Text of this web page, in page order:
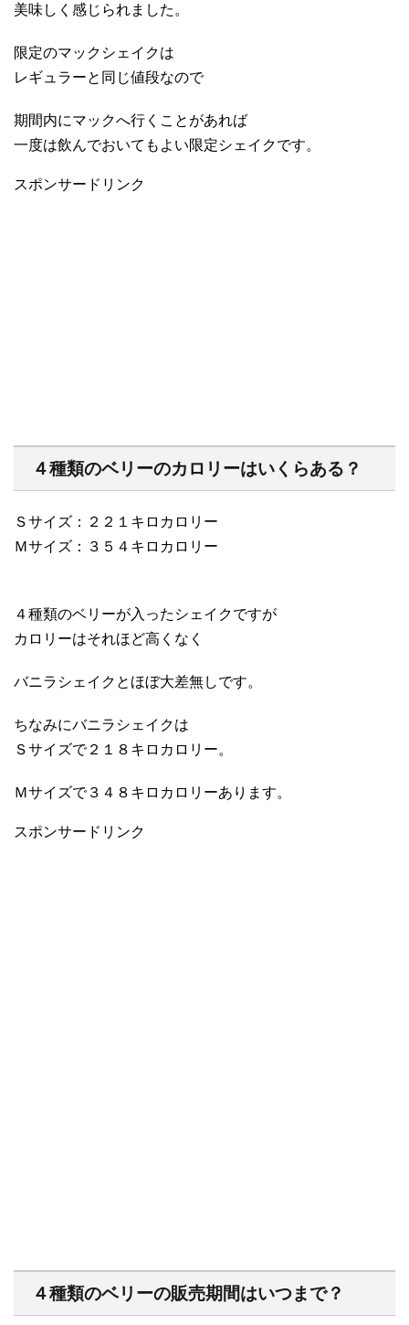
美味しく感じられました。
限定のマックシェイクは
レギュラーと同じ値段なので
期間内にマックへ行くことがあれば
一度は飲んでおいてもよい限定シェイクです。
スポンサードリンク
４種類のベリーのカロリーはいくらある？
Ｓサイズ：２２１キロカロリー
Ｍサイズ：３５４キロカロリー
４種類のベリーが入ったシェイクですが
カロリーはそれほど高くなく
バニラシェイクとほぼ大差無しです。
ちなみにバニラシェイクは
Ｓサイズで２１８キロカロリー。
Ｍサイズで３４８キロカロリーあります。
スポンサードリンク
４種類のベリーの販売期間はいつまで？